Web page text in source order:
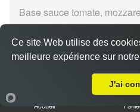
Base sauce tomate,
Pizza régina senior
Accueil Panier
Ce site Web utilise des
meilleure expérience sur
J'ai